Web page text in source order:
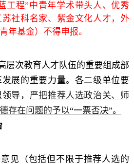
工程”中青年学术带头人、优秀
社科名家、紫金文化人才，外
年基金）不得申报。
层次教育人才队伍的重要组成部
展的重要力量。各二级单位要
导， 严把推荐人选政治关、师
存在问题的予以“一票否决”。
见（包括但不限于推荐人选的